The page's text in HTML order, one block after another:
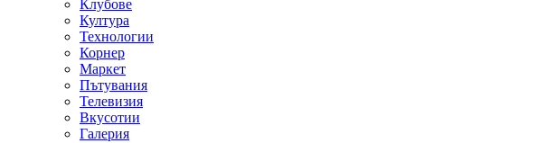
Клубове
Култура
Технологии
Корнер
Маркет
Пътувания
Телевизия
Вкусотии
Галерия